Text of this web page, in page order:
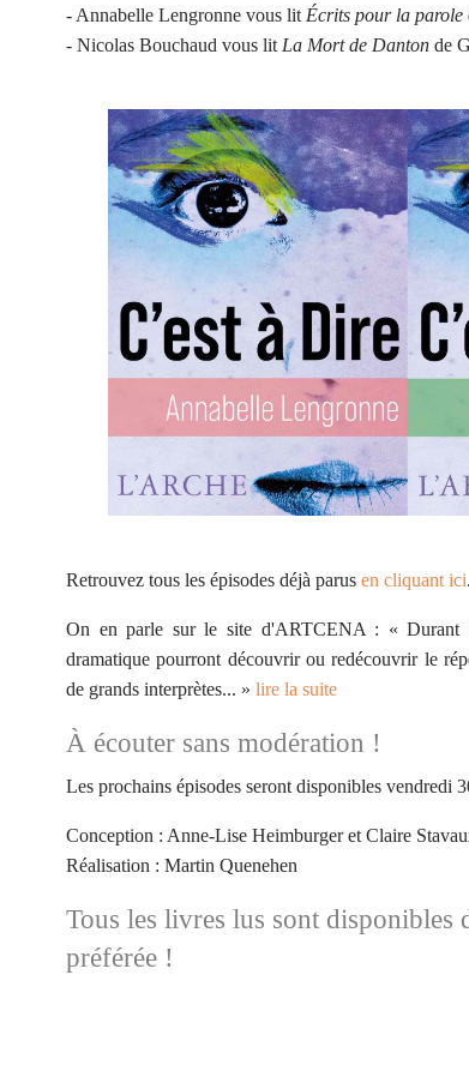
- Annabelle Lengronne vous lit Écrits pour la parole
- Nicolas Bouchaud vous lit La Mort de Danton de
Retrouvez tous les épisodes déjà parus en cliquant ici.
On en parle sur le site d'ARTCENA : « Durant
dramatique pourront découvrir ou redécouvrir le
de grands interprètes... » lire la suite
À écouter sans modération !
Les prochains épisodes seront disponibles vendredi
Conception : Anne-Lise Heimburger et Claire
Réalisation : Martin Quenehen
Tous les livres lus sont disponibles
préférée !